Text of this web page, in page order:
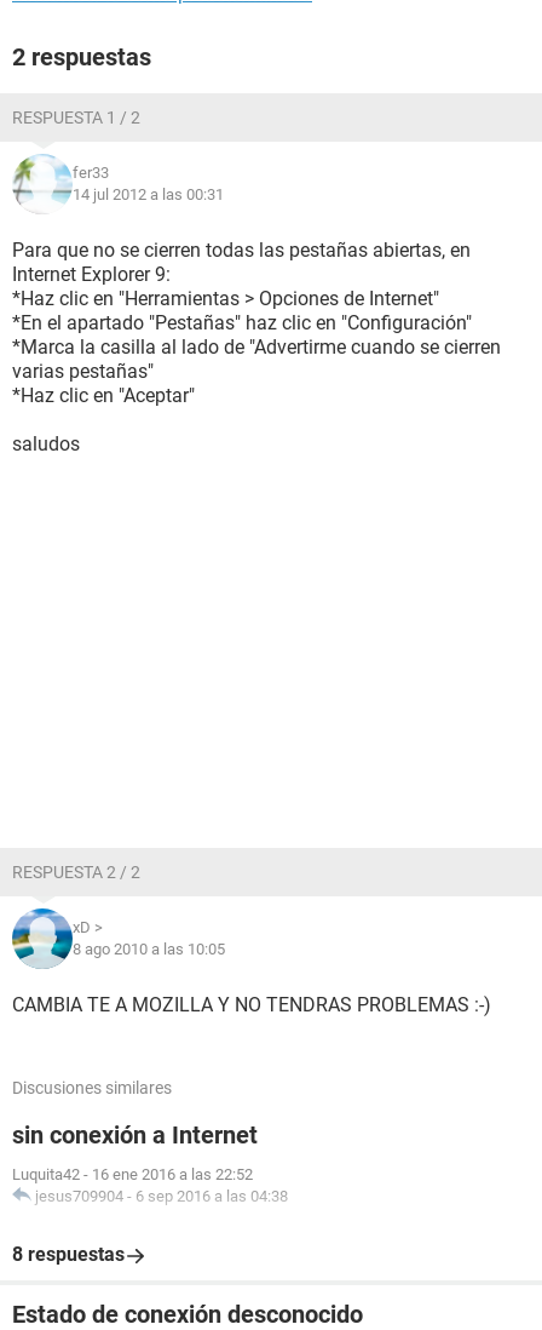
2 respuestas
RESPUESTA 1 / 2
fer33
14 jul 2012 a las 00:31
Para que no se cierren todas las pestañas abiertas, en
Internet Explorer 9:
*Haz clic en "Herramientas > Opciones de Internet"
*En el apartado "Pestañas" haz clic en "Configuración"
*Marca la casilla al lado de "Advertirme cuando se cierren
varias pestañas"
*Haz clic en "Aceptar"
saludos
RESPUESTA 2 / 2
xD >
8 ago 2010 a las 10:05
CAMBIA TE A MOZILLA Y NO TENDRAS PROBLEMAS :-)
Discusiones similares
sin conexión a Internet
Luquita42 - 16 ene 2016 a las 22:52
jesus709904 - 6 sep 2016 a las 04:38
8 respuestas
Estado de conexión desconocido